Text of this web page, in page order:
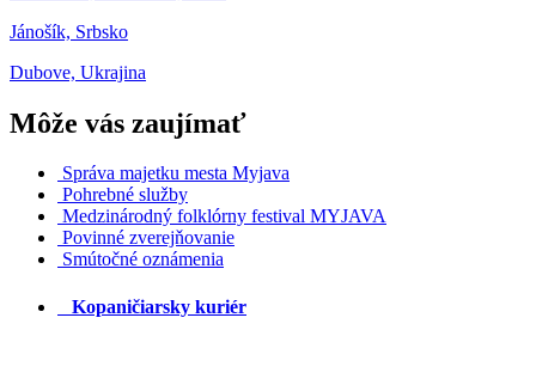
Jánošík, Srbsko
Dubove, Ukrajina
Môže vás zaujímať
Správa majetku mesta Myjava
Pohrebné služby
Medzinárodný folklórny festival MYJAVA
Povinné zverejňovanie
Smútočné oznámenia
Kopaničiarsky kuriér